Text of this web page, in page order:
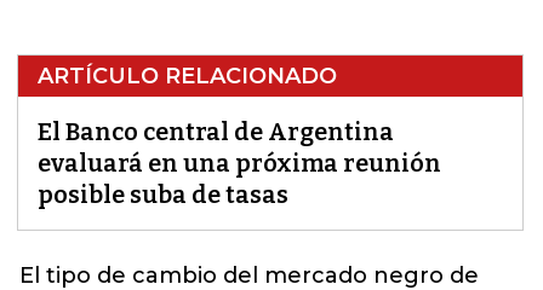
ARTÍCULO RELACIONADO
El Banco central de Argentina
evaluará en una próxima reunión
posible suba de tasas
El tipo de cambio del mercado negro de